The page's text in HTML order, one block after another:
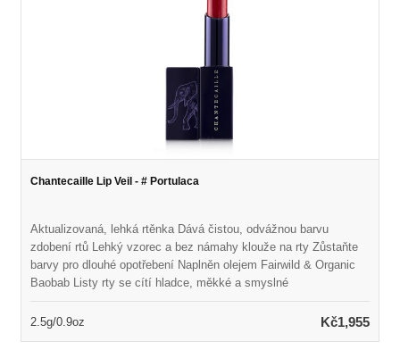
Chantecaille Lip Veil - # Portulaca
Aktualizovaná, lehká rtěnka Dává čistou, odvážnou barvu
zdobení rtů Lehký vzorec a bez námahy klouže na rty Zůstaňte
barvy pro dlouhé opotřebení Naplněn olejem Fairwild & Organic
Baobab Listy rty se cítí hladce, měkké a smyslné
2.5g/0.9oz Kč1,955